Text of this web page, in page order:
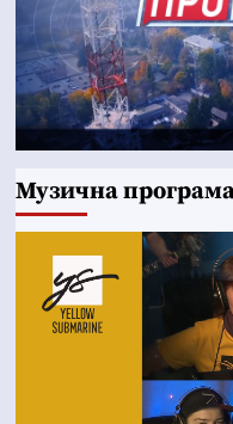
Музична